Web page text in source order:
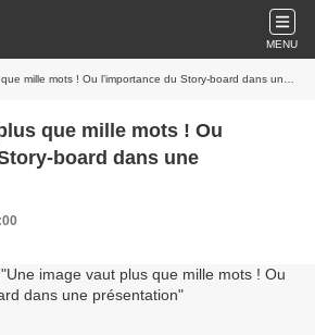
MENU
mots ! Ou l’importance du Story-board dans une présentation
que mille mots ! Ou
board dans une